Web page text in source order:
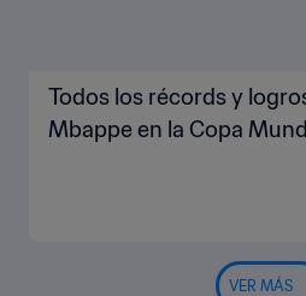
Todos los récords y
Mbappe en la Copa
VER MÁS